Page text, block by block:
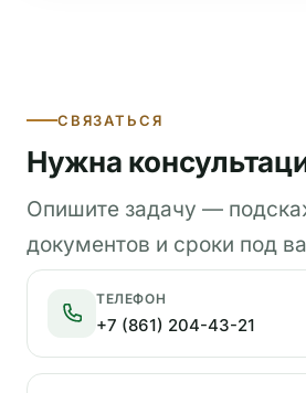
СВЯЗАТЬСЯ
Нужна
Опишите задачу —
документов и сроки под
ТЕЛЕФОН
+7 (861) 204-43-21